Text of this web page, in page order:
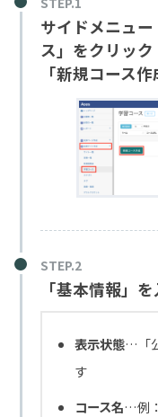
サイドメニュ
ス」をクリック
「新規コース
「基本情報」
表示状態…「
す
コース名…例